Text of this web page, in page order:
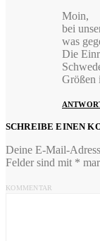
Moin,
bei
was
Die
Größen
SCHREIBE EINEN
Deine E-Mail-
Felder sind mit *
KOMMENTAR